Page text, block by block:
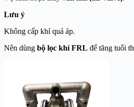
Lưu ý
Không cấp khí quá áp.
Nên dùng bộ lọc khí FRL để tăng tuổi